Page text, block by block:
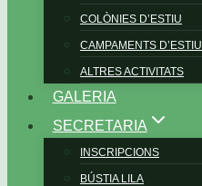
COLÒNIES D’ESTIU
CAMPAMENTS D’ESTIU
ALTRES ACTIVITATS
GALERIA
SECRETARIA
INSCRIPCIONS
BÚSTIA LILA